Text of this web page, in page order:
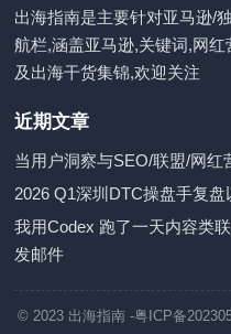
出海指南是主要针对亚马逊/
航栏,涵盖亚马逊,关键词,网
及出海干货集锦,欢迎关注
近期文章
当用户洞察与SEO/联盟/网
2026 Q1深圳DTC操盘手复
我用Codex 跑了一天内容类
发邮件
© 2023 出海指南 -粤ICP备